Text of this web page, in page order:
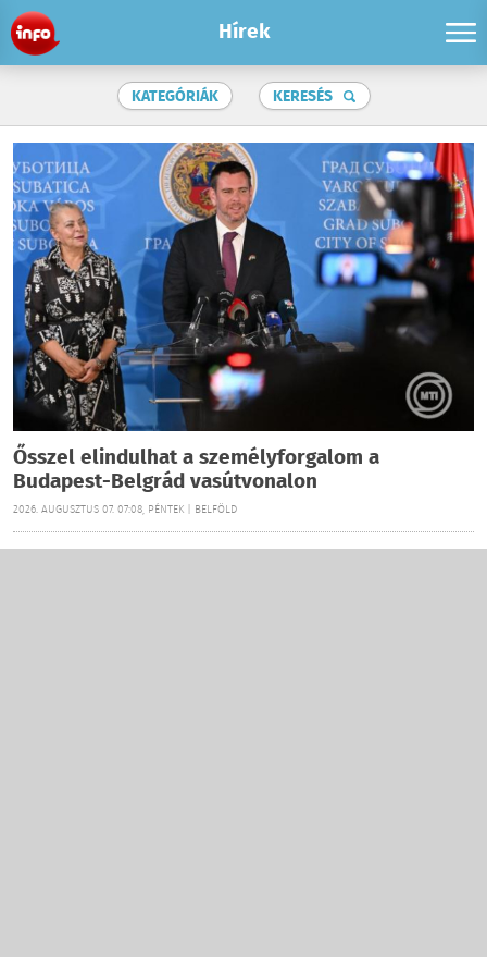
Hírek
KATEGÓRIÁK KERESÉS
Ősszel elindulhat a személyforgalom a
Budapest-Belgrád vasútvonalon
2026. AUGUSZTUS 07. 07:08, PÉNTEK | BELFÖLD